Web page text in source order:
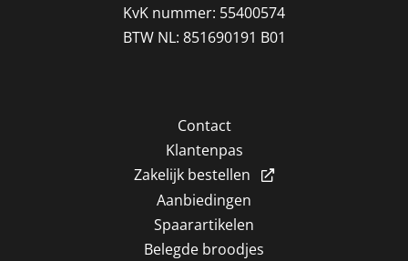
KvK nummer: 55400574
BTW NL: 851690191 B01
Contact
Klantenpas
Zakelijk bestellen
Aanbiedingen
Spaarartikelen
Belegde broodjes